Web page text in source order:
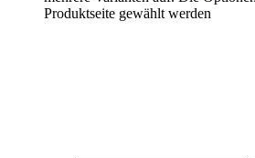
Produktseite gewählt werden